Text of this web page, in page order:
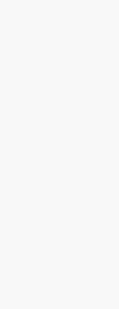
năm
từ
đều suốt 12 tháng.
xếp việc lớn vào đó.